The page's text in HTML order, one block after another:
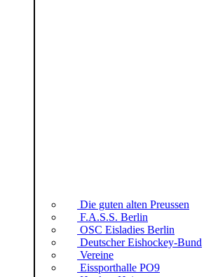
Die guten alten Preussen
F.A.S.S. Berlin
OSC Eisladies Berlin
Deutscher Eishockey-Bund
Vereine
Eissporthalle PO9